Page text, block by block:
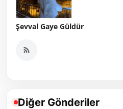
Şevval Gaye Güldür
Diğer Gönderiler